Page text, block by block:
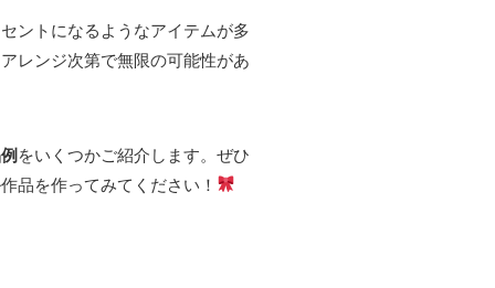
ントになるようなアイテムが多
レンジ次第で無限の可能性があ
をいくつかご紹介します。ぜひ
品を作ってみてください！